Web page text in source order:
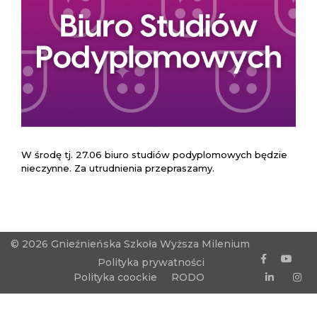
W środę tj. 27.06 biuro studiów podyplomowych będzie
nieczynne. Za utrudnienia przepraszamy.
© 2026 Gnieźnieńska Szkoła Wyższa Milenium
Polityka prywatności
Polityka coockie
RODO